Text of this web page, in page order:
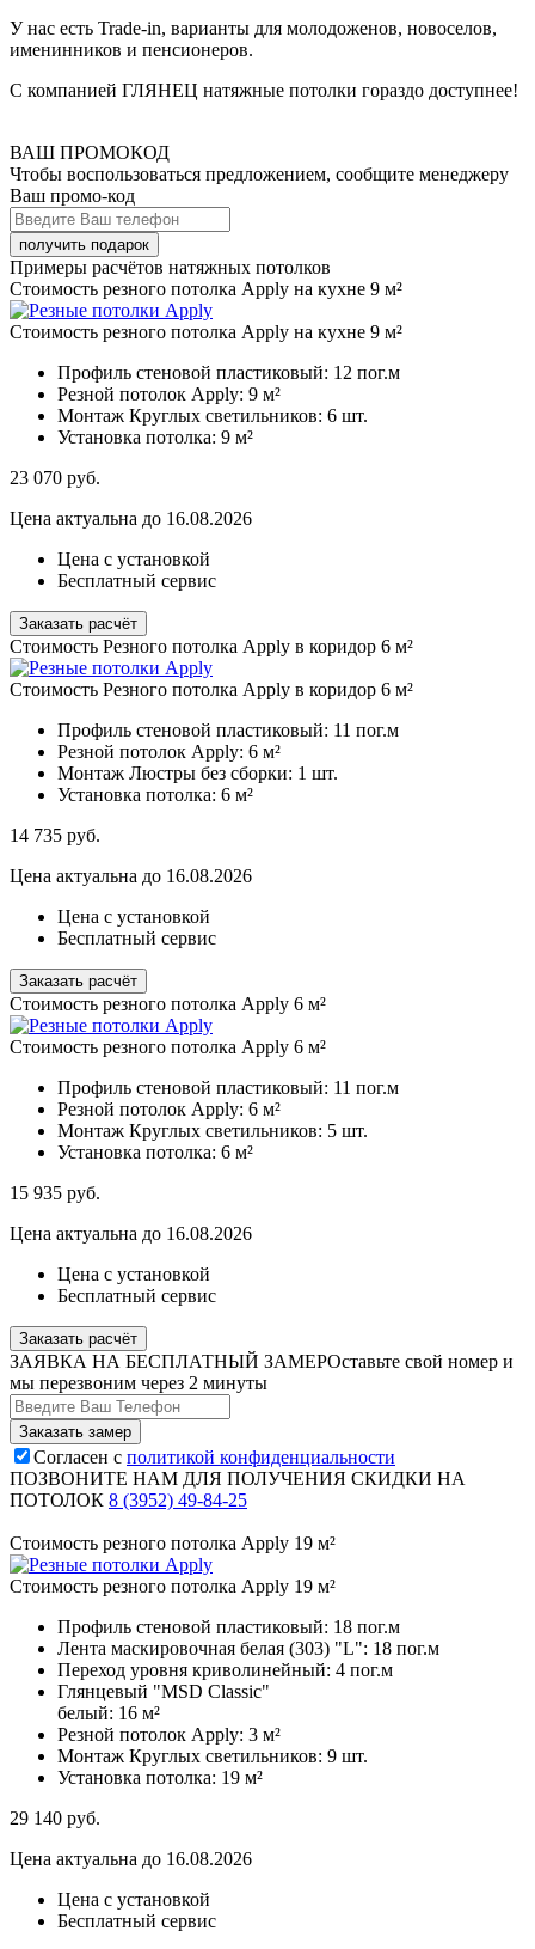
У нас есть Trade-in, варианты для молодоженов, новоселов,
именинников и пенсионеров.
С компанией ГЛЯНЕЦ натяжные потолки гораздо доступнее!
ВАШ ПРОМОКОД
Чтобы воспользоваться предложением, сообщите менеджеру
Ваш промо-код
Примеры расчётов натяжных потолков
Стоимость резного потолка Apply на кухне 9 м²
Стоимость резного потолка Apply на кухне 9 м²
Профиль стеновой пластиковый: 12 пог.м
Резной потолок Apply: 9 м²
Монтаж Круглых светильников: 6 шт.
Установка потолка: 9 м²
23 070 руб.
Цена актуальна до 16.08.2026
Цена с установкой
Бесплатный сервис
Заказать расчёт
Стоимость Резного потолка Apply в коридор 6 м²
Стоимость Резного потолка Apply в коридор 6 м²
Профиль стеновой пластиковый: 11 пог.м
Резной потолок Apply: 6 м²
Монтаж Люстры без сборки: 1 шт.
Установка потолка: 6 м²
14 735 руб.
Цена актуальна до 16.08.2026
Цена с установкой
Бесплатный сервис
Заказать расчёт
Стоимость резного потолка Apply 6 м²
Стоимость резного потолка Apply 6 м²
Профиль стеновой пластиковый: 11 пог.м
Резной потолок Apply: 6 м²
Монтаж Круглых светильников: 5 шт.
Установка потолка: 6 м²
15 935 руб.
Цена актуальна до 16.08.2026
Цена с установкой
Бесплатный сервис
Заказать расчёт
ЗАЯВКА НА БЕСПЛАТНЫЙ ЗАМЕРОставьте свой номер и
мы перезвоним через 2 минуты
Согласен с политикой конфиденциальности
ПОЗВОНИТЕ НАМ ДЛЯ ПОЛУЧЕНИЯ СКИДКИ НА
ПОТОЛОК 8 (3952) 49-84-25
Стоимость резного потолка Apply 19 м²
Стоимость резного потолка Apply 19 м²
Профиль стеновой пластиковый: 18 пог.м
Лента маскировочная белая (303) "L": 18 пог.м
Переход уровня криволинейный: 4 пог.м
Глянцевый "MSD Classic"
белый: 16 м²
Резной потолок Apply: 3 м²
Монтаж Круглых светильников: 9 шт.
Установка потолка: 19 м²
29 140 руб.
Цена актуальна до 16.08.2026
Цена с установкой
Бесплатный сервис